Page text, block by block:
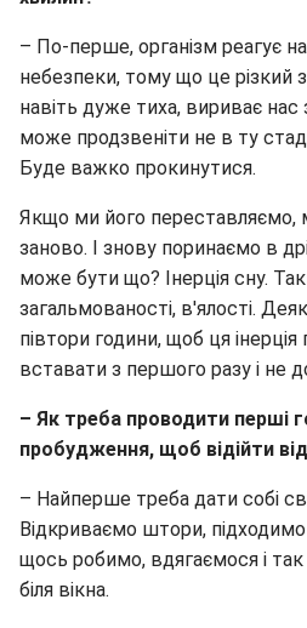
– По-перше, організм реагує
небезпеки, тому що це різкий
навіть дуже тиха, вириває нас
може продзвеніти не в ту
Буде важко прокинутися.
Якщо ми його переставляємо,
заново. І знову поринаємо в
може бути що? Інерція сну.
загальмованості, в'ялості.
півтори години, щоб ця
вставати з першого разу і не
– Як треба проводити перші
пробудження, щоб відійти
– Найперше треба дати собі
Відкриваємо штори,
щось робимо, вдягаємося і
біля вікна.